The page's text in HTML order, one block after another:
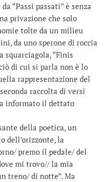
“Passi passati” è senza
privazione che solo
tolte da un milieu
da uno sperone di roccia
squarciagola, “Finis
di cui si parla non è lo
rappresentazione del
raccolta di versi
informato il dettato
della poetica, un
dell’orizzonte, la
premo il pedale/ del
mi trovo// la mia
treno/ di notte”. Ma